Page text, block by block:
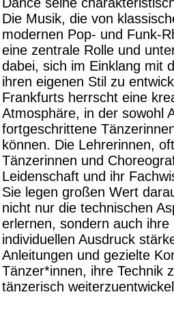
Die Musik, die von
modernen Pop- und Funk-
eine zentrale Rolle und
dabei, sich im Einklang mit
ihren eigenen Stil zu
Frankfurts herrscht eine
Atmosphäre, in der sowohl
fortgeschrittene
können. Die Lehrerinnen,
Tänzerinnen und
Leidenschaft und ihr
Sie legen großen Wert
nicht nur die technischen
erlernen, sondern auch
individuellen Ausdruck
Anleitungen und gezielte
Tänzer*innen, ihre Technik
tänzerisch